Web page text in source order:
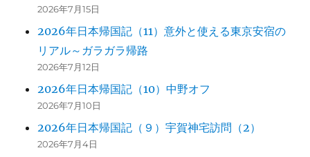
2026年7月15日
2026年日本帰国記（11）意外と使える東京安宿の
リアル～ガラガラ帰路
2026年7月12日
2026年日本帰国記（10）中野オフ
2026年7月10日
2026年日本帰国記（９）宇賀神宅訪問（2）
2026年7月4日